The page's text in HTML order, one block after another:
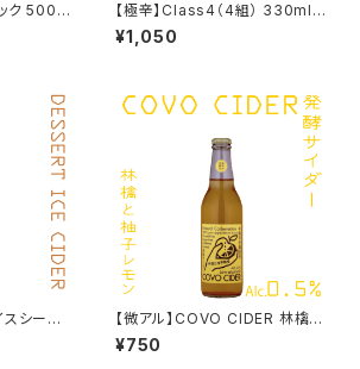
ック 500m
酒 無
【極辛】Class4（4組） 330ml
シードル（Late maturing）202
4
¥1,050
スシード
Alc.
【微アル】COVO CIDER 林檎と
柚子檸檬 330ml ノンアルコー
ル 発酵サイダー
¥750